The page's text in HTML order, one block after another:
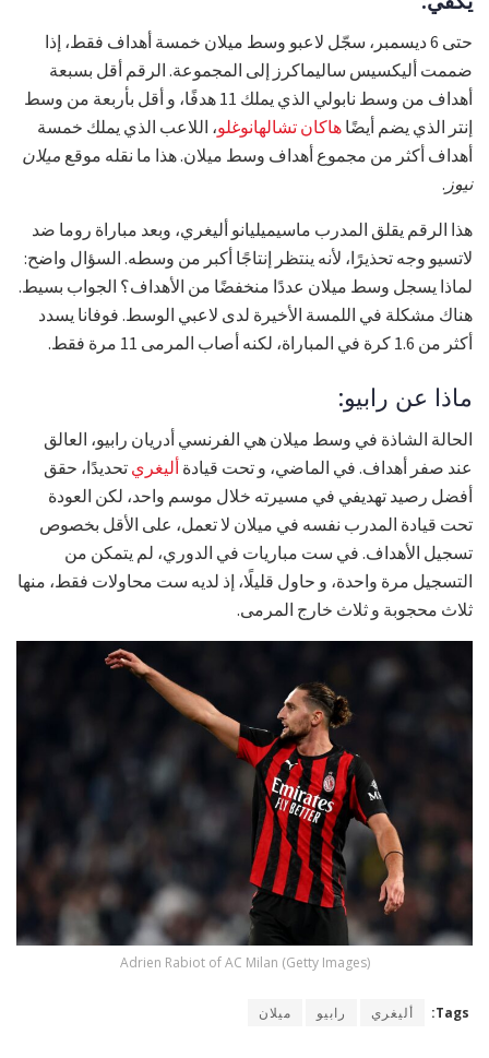
حتى 6 ديسمبر، سجّل لاعبو وسط ميلان خمسة أهداف فقط، إذا
ضممت أليكسيس ساليماكرز إلى المجموعة. الرقم أقل بسبعة
أهداف من وسط نابولي الذي يملك 11 هدفًا، و أقل بأربعة من وسط
إنتر الذي يضم أيضًا هاكان تشالهانوغلو، اللاعب الذي يملك خمسة
أهداف أكثر من مجموع أهداف وسط ميلان. هذا ما نقله موقع ميلان
نيوز .
هذا الرقم يقلق المدرب ماسيميليانو أليغري، وبعد مباراة روما ضد
لاتسيو وجه تحذيرًا، لأنه ينتظر إنتاجًا أكبر من وسطه. السؤال واضح:
لماذا يسجل وسط ميلان عددًا منخفضًا من الأهداف؟ الجواب بسيط.
هناك مشكلة في اللمسة الأخيرة لدى لاعبي الوسط. فوفانا يسدد
أكثر من 1.6 كرة في المباراة، لكنه أصاب المرمى 11 مرة فقط.
ماذا عن رابيو:
الحالة الشاذة في وسط ميلان هي الفرنسي أدريان رابيو، العالق
عند صفر أهداف. في الماضي، و تحت قيادة أليغري تحديدًا، حقق
أفضل رصيد تهديفي في مسيرته خلال موسم واحد، لكن العودة
تحت قيادة المدرب نفسه في ميلان لا تعمل، على الأقل بخصوص
تسجيل الأهداف. في ست مباريات في الدوري، لم يتمكن من
التسجيل مرة واحدة، و حاول قليلًا، إذ لديه ست محاولات فقط، منها
ثلاث محجوبة و ثلاث خارج المرمى.
Adrien Rabiot of AC Milan (Getty Images)
Tags: أليغري رابيو ميلان